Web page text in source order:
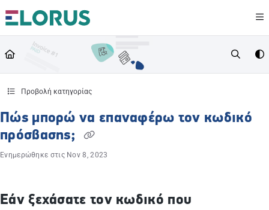
Documentation Index
Use this file to discover all available pages before exploring further.
Προβολή κατηγορίας
Πώς μπορώ να επαναφέρω τον κωδικό
πρόσβασης;
Ενημερώθηκε στις Nov 8, 2023
Εάν ξεχάσατε τον κωδικό που